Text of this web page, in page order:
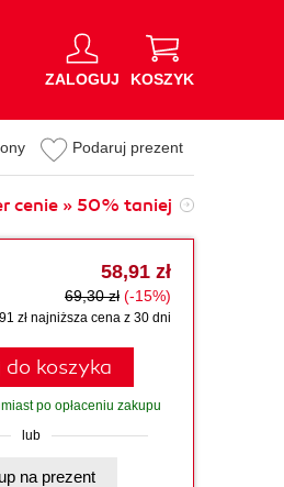
ZALOGUJ KOSZYK
Podaruj prezent
cenie » 50% taniej
58,91 zł
69,30 zł (-15%)
zł najniższa cena z 30 dni
do koszyka
po opłaceniu zakupu
lub
Kup na prezent